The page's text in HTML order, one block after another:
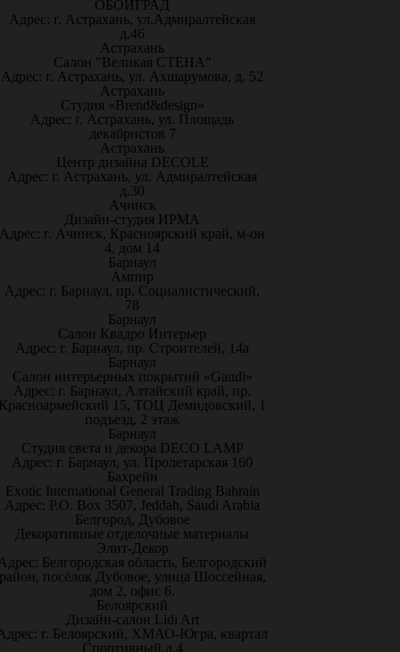
ОБОИГРАД
Адрес: г. Астрахань, ул.Адмиралтейская
д.46
Астрахань
Салон "Великая СТЕНА"
Адрес: г. Астрахань, ул. Ахшарумова, д. 52
Астрахань
Студия «Brend&design»
Адрес: г. Астрахань, ул. Площадь
декабристов 7
Астрахань
Центр дизайна DECOLE
Адрес: г. Астрахань, ул. Адмиралтейская
д.30
Ачинск
Дизайн-студия ИРМА
Адрес: г. Ачинск, Красноярский край, м-он
4, дом 14
Барнаул
Ампир
Адрес: г. Барнаул, пр. Социалистический,
78
Барнаул
Салон Квадро Интерьер
Адрес: г. Барнаул, пр. Строителей, 14а
Барнаул
Салон интерьерных покрытий «Gaudi»
Адрес: г. Барнаул, Алтайский край, пр.
15, ТОЦ Демидовский, 1
подъезд, 2 этаж
Барнаул
Студия света и декора DECO LAMP
Адрес: г. Барнаул, ул. Пролетарская 160
Бахрейн
Exotic International General Trading Bahrain
Адрес: P.O. Box 3507, Jeddah, Saudi Arabia
Белгород, Дубовое
Декоративные отделочные материалы
Элит-Декор
Белгородская область, Белгородский
посёлок Дубовое, улица Шоссейная,
дом 2, офис 6.
Белоярский
Дизайн-салон Lidi Art
г. Белоярский, ХМАО-Югра, квартал
Спортивный,д.4